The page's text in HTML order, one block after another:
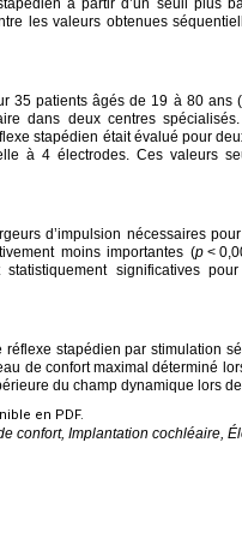
les valeurs obtenues
35 patients âgés de 19 à 80
dans deux centres
stapédien était évalué pour
à 4 électrodes. Ces valeurs
d’impulsion nécessaires
moins importantes (p <
significatives
stapédien par stimulation
de confort maximal déterminé
du champ dynamique lors
en PDF.
confort, Implantation cochléaire,